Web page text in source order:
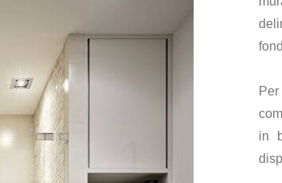
in